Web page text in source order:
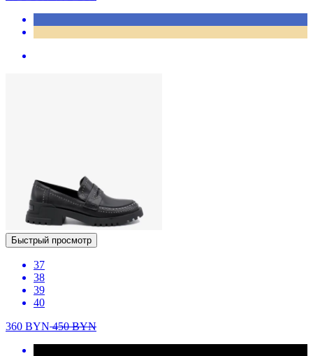
Быстрый просмотр
37
38
39
40
360 BYN450BYN